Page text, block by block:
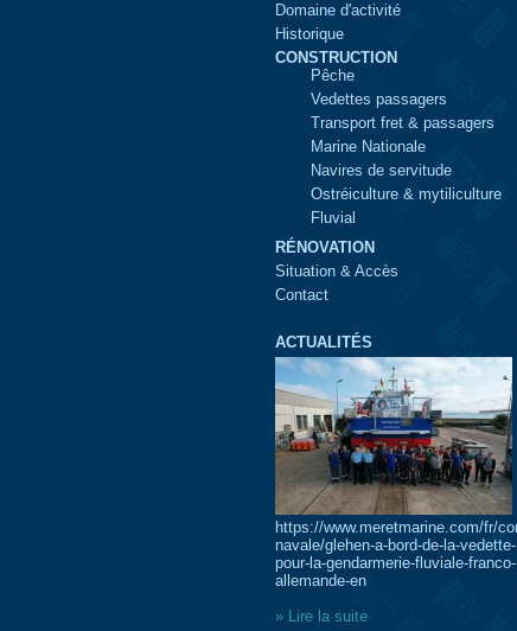
Domaine d'activité
Historique
CONSTRUCTION
Pêche
Vedettes passagers
Transport fret & passagers
Marine Nationale
Navires de servitude
Ostréiculture & mytiliculture
Fluvial
RÉNOVATION
Situation & Accès
Contact
ACTUALITÉS
https://www.meretmarine.com/fr/
navale/glehen-a-bord-de-la-vedette-
pour-la-gendarmerie-fluviale-franco-
allemande-en
» Lire la suite